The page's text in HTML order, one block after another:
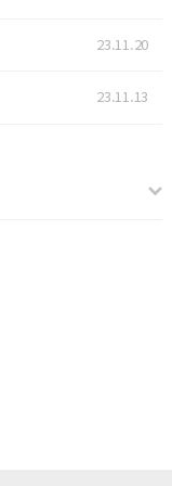
23.11.20
23.11.13